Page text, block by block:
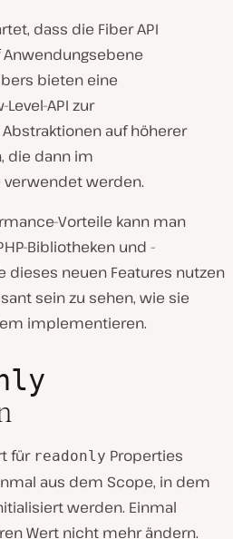
dass die Fiber API
bieten eine
API zur
auf höherer
die dann im
werden.
Vorteile kann man
Bibliotheken und -
dieses neuen Features nutzen
sein zu sehen, wie sie
implementieren.
für readonly Properties
aus dem Scope, in dem
werden. Einmal
Wert nicht mehr ändern.